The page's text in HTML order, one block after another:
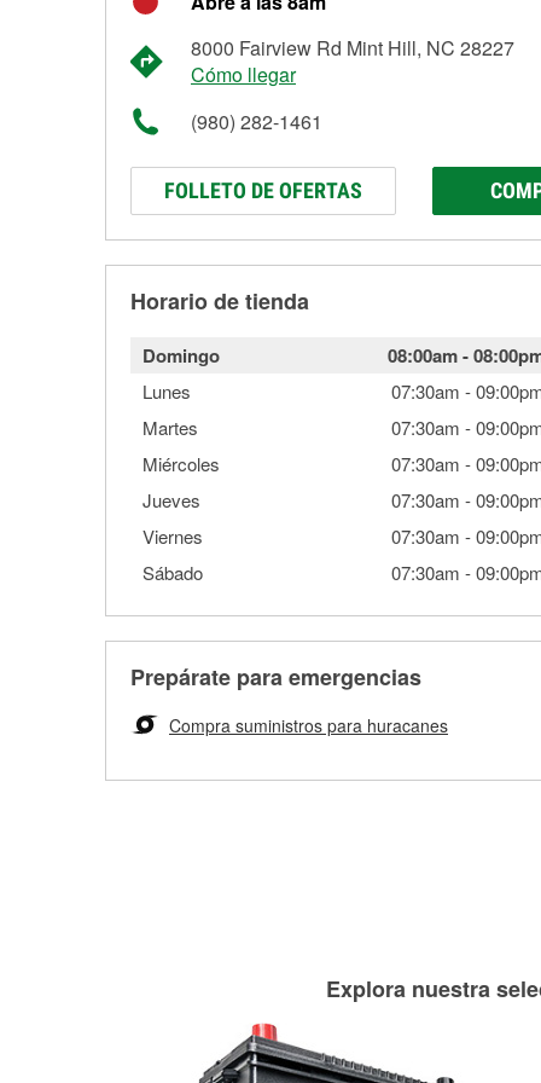
8000 Fairview Rd Mint Hill, NC 28227
Cómo llegar
(980) 282-1461
FOLLETO DE OFERTAS
Horario de tienda
Domingo 08:00am-
Lunes 07:30am -
Martes
07:30am -
Miércoles
07:30am -
Jueves
07:30am -
Viernes
07:30am -
Sábado
07:30am -
Prepárate para emergencias
Compra suministros para huracanes
Explora nuestra